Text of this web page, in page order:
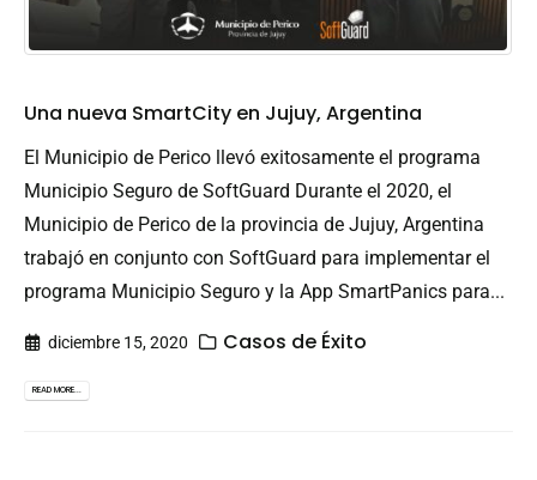
Una nueva SmartCity en Jujuy, Argentina
El Municipio de Perico llevó exitosamente el programa
Municipio Seguro de SoftGuard Durante el 2020, el
Municipio de Perico de la provincia de Jujuy, Argentina
trabajó en conjunto con SoftGuard para implementar el
programa Municipio Seguro y la App SmartPanics para...
diciembre 15, 2020 Casos de Éxito
READ MORE...